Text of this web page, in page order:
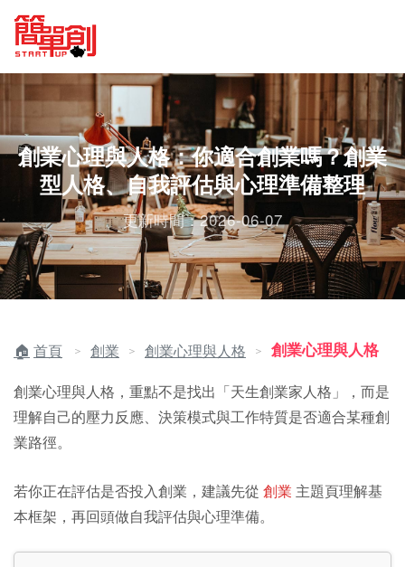
創業心理與人格：你適合創業嗎？創業
型人格、自我評估與心理準備整理
更新時間：2026-06-07
首頁 ＞ 創業 ＞ 創業心理與人格 ＞ 創業心理與人格
創業心理與人格，重點不是找出「天生創業家人格」，而是
理解自己的壓力反應、決策模式與工作特質是否適合某種創
業路徑。
若你正在評估是否投入創業，建議先從 創業 主題頁理解基
本框架，再回頭做自我評估與心理準備。